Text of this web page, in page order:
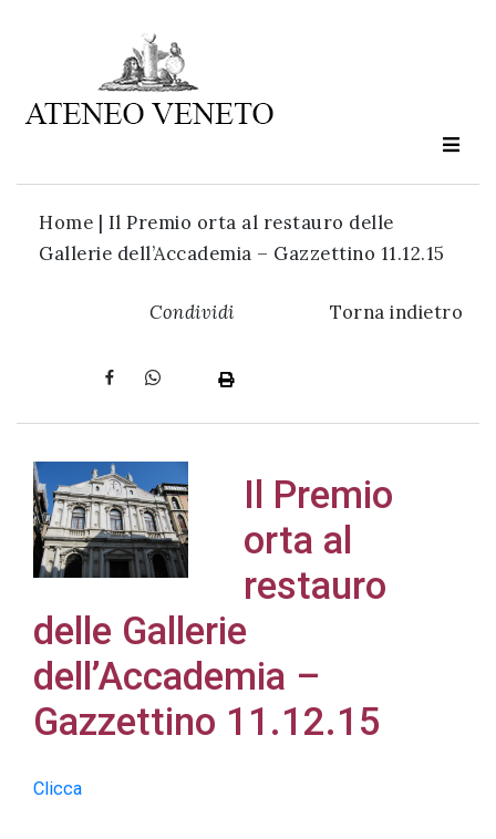
Home | Il Premio orta al restauro delle
Gallerie dell’Accademia – Gazzettino 11.12.15
Condividi Torna indietro
Il Premio
orta al
restauro
delle Gallerie
dell’Accademia –
Gazzettino 11.12.15
Clicca
Ateneo
è
cultura
Acconsento
all'uso dei
miei dati
personali in